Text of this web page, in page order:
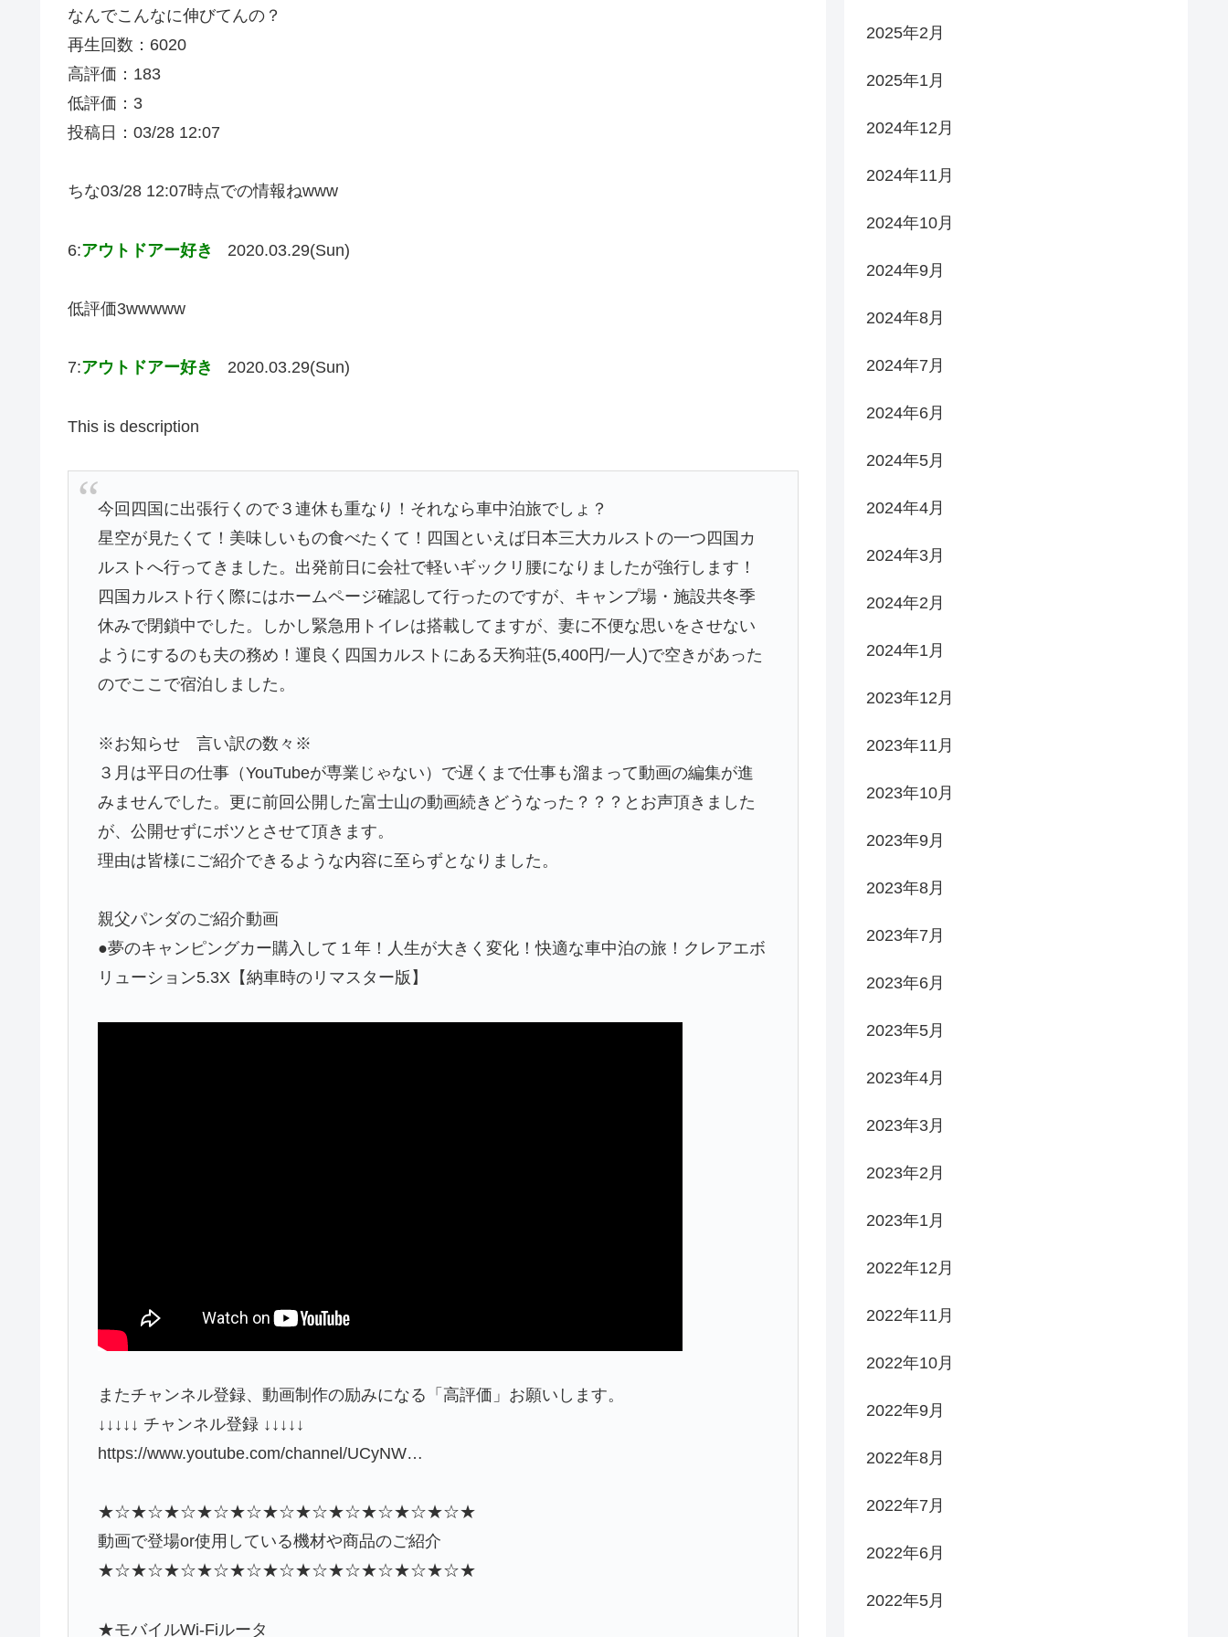
なんでこんなに伸びてんの？
再生回数：6020
高評価：183
低評価：3
投稿日：03/28 12:07
ちな03/28 12:07時点での情報ねwww
6:アウトドアー好き 2020.03.29(Sun)
低評価3wwwww
7:アウトドアー好き 2020.03.29(Sun)
This is description
今回四国に出張行くので３連休も重なり！それなら車中泊旅でしょ？
星空が見たくて！美味しいもの食べたくて！四国といえば日本三大カルストの一つ四国カ
ルストへ行ってきました。出発前日に会社で軽いギックリ腰になりましたが強行します！
四国カルスト行く際にはホームページ確認して行ったのですが、キャンプ場・施設共冬季
休みで閉鎖中でした。しかし緊急用トイレは搭載してますが、妻に不便な思いをさせない
ようにするのも夫の務め！運良く四国カルストにある天狗荘(5,400円/一人)で空きがあった
のでここで宿泊しました。
※お知らせ 言い訳の数々※
３月は平日の仕事（YouTubeが専業じゃない）で遅くまで仕事も溜まって動画の編集が進
みませんでした。更に前回公開した富士山の動画続きどうなった？？？とお声頂きました
が、公開せずにボツとさせて頂きます。
理由は皆様にご紹介できるような内容に至らずとなりました。
親父パンダのご紹介動画
●夢のキャンピングカー購入して１年！人生が大きく変化！快適な車中泊の旅！クレアエボ
リューション5.3X【納車時のリマスター版】
またチャンネル登録、動画制作の励みになる「高評価」お願いします。
↓↓↓↓↓ チャンネル登録 ↓↓↓↓↓
https://www.youtube.com/channel/UCyNW…
★☆★☆★☆★☆★☆★☆★☆★☆★☆★☆★☆★
動画で登場or使用している機材や商品のご紹介
★☆★☆★☆★☆★☆★☆★☆★☆★☆★☆★☆★
★モバイルWi-Fiルータ
2025年2月
2025年1月
2024年12月
2024年11月
2024年10月
2024年9月
2024年8月
2024年7月
2024年6月
2024年5月
2024年4月
2024年3月
2024年2月
2024年1月
2023年12月
2023年11月
2023年10月
2023年9月
2023年8月
2023年7月
2023年6月
2023年5月
2023年4月
2023年3月
2023年2月
2023年1月
2022年12月
2022年11月
2022年10月
2022年9月
2022年8月
2022年7月
2022年6月
2022年5月